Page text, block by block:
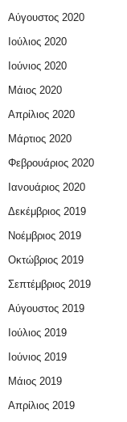
Αύγουστος 2020
Ιούλιος 2020
Ιούνιος 2020
Μάιος 2020
Απρίλιος 2020
Μάρτιος 2020
Φεβρουάριος 2020
Ιανουάριος 2020
Δεκέμβριος 2019
Νοέμβριος 2019
Οκτώβριος 2019
Σεπτέμβριος 2019
Αύγουστος 2019
Ιούλιος 2019
Ιούνιος 2019
Μάιος 2019
Απρίλιος 2019